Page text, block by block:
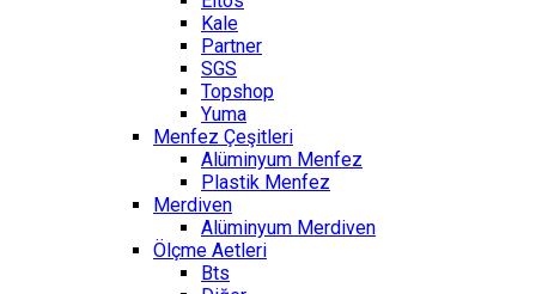
Kale
Partner
SGS
Topshop
Yuma
Menfez Çeşitleri
Alüminyum Menfez
Plastik Menfez
Merdiven
Alüminyum Merdiven
Ölçme Aetleri
Bts